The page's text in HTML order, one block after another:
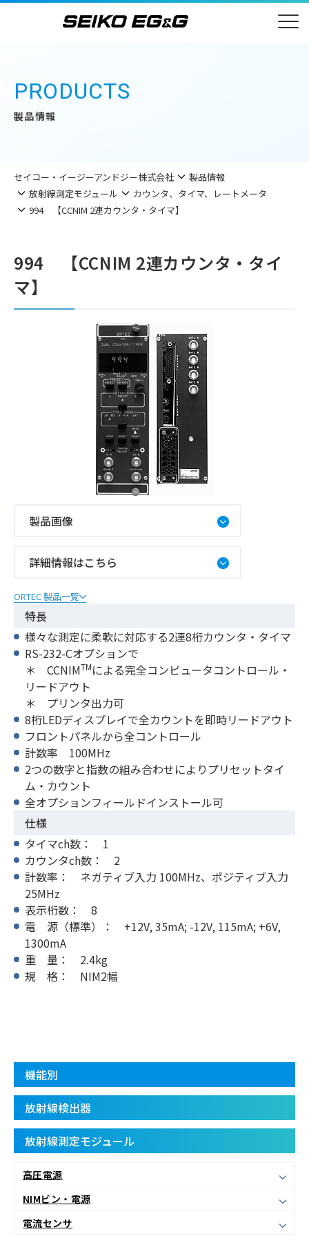
PRODUCTS
製品情報
セイコー・イージーアンドジー株式会社
製品情報
放射線測定モジュール
カウンタ、タイマ、レートメータ
994 【CCNIM 2連カウンタ・タイマ】
994 【CCNIM 2連カウンタ・タイ
マ】
製品画像
詳細情報はこちら
ORTEC 製品一覧
特長
様々な測定に柔軟に対応する2連8桁カウンタ・タイマ
RS-232-Cオプションで
＊ CCNIMTMによる完全コンピュータコントロール・
リードアウト
＊ プリンタ出力可
8桁LEDディスプレイで全カウントを即時リードアウト
フロントパネルから全コントロール
計数率 100MHz
2つの数字と指数の組み合わせによりプリセットタイ
ム・カウント
全オプションフィールドインストール可
仕様
タイマch数： 1
カウンタch数： 2
計数率： ネガティブ入力 100MHz、ポジティブ入力
25MHz
表示桁数： 8
電 源（標準）： +12V, 35mA; -12V, 115mA; +6V,
1300mA
重 量： 2.4kg
規 格： NIM2幅
機能別
放射線検出器
放射線測定モジュール
高圧電源
NIMビン・電源
電流センサ